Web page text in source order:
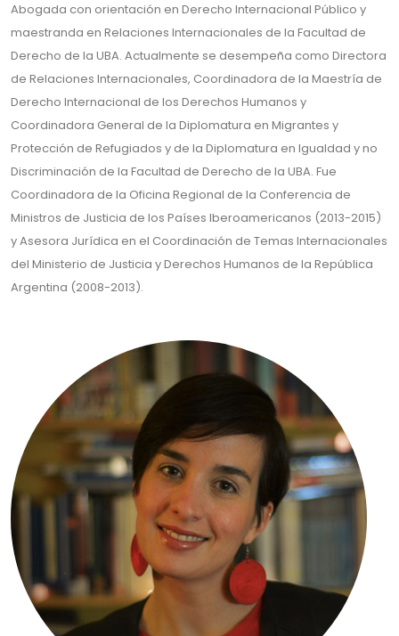
Abogada con orientación en Derecho Internacional Público y
maestranda en Relaciones Internacionales de la Facultad de
Derecho de la UBA. Actualmente se desempeña como Directora
de Relaciones Internacionales, Coordinadora de la Maestría de
Derecho Internacional de los Derechos Humanos y
Coordinadora General de la Diplomatura en Migrantes y
Protección de Refugiados y de la Diplomatura en Igualdad y no
Discriminación de la Facultad de Derecho de la UBA. Fue
Coordinadora de la Oficina Regional de la Conferencia de
Ministros de Justicia de los Países Iberoamericanos (2013-2015)
y Asesora Jurídica en el Coordinación de Temas Internacionales
del Ministerio de Justicia y Derechos Humanos de la República
Argentina (2008-2013).